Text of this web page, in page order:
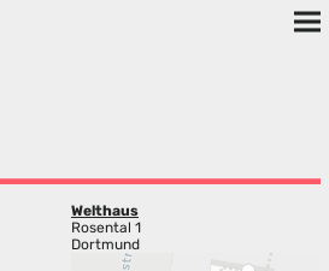
Welthaus
Rosental 1
Dortmund